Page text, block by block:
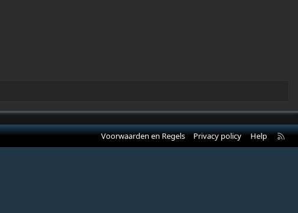
Voorwaarden en Regels Privacy policy Help
R
S